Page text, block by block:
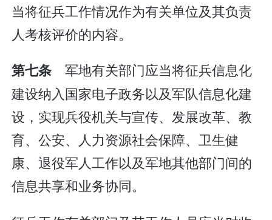
当将征兵工作情况作为有关单位及其负责
人考核评价的内容。
第七条 军地有关部门应当将征兵信息化
建设纳入国家电子政务以及军队信息化建
设，实现兵役机关与宣传、发展改革、教
育、公安、人力资源社会保障、卫生健
康、退役军人工作以及军地其他部门间的
信息共享和业务协同。